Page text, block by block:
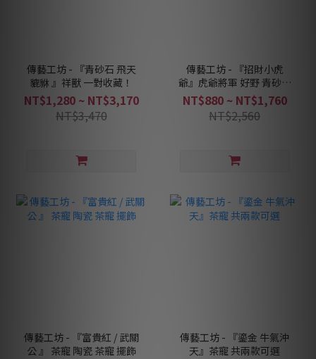
傳藝工坊 - 『青砂石 飛天
貔貅 』祥獸 一對收藏！
NT$1,280 ~ NT$3,170
NT$3,470
傳藝工坊 - 『招財小虎
爺』虎爺將軍 好野 青砂石
塑
NT$880 ~ NT$1,760
NT$2,560
傳藝工坊 - 『富貴紅 / 武關
公 』 茶寵 陶瓷 茶寵 擺飾
傳藝工坊 - 『鎏金 牛氣沖
天』茶寵 共兩款可選